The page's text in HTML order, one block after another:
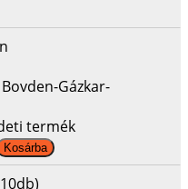
Gázkar-
termék